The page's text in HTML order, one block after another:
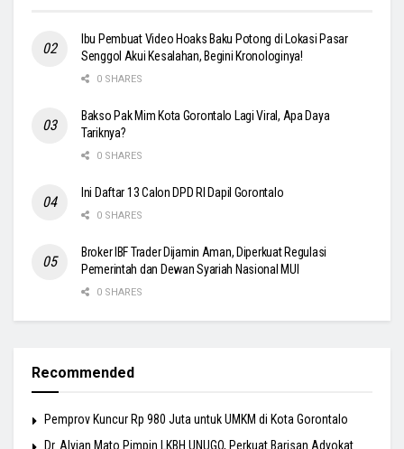
Ibu Pembuat Video Hoaks Baku Potong di Lokasi Pasar
Senggol Akui Kesalahan, Begini Kronologinya!
0 SHARES
Bakso Pak Mim Kota Gorontalo Lagi Viral, Apa Daya
Tariknya?
0 SHARES
Ini Daftar 13 Calon DPD RI Dapil Gorontalo
0 SHARES
Broker IBF Trader Dijamin Aman, Diperkuat Regulasi
Pemerintah dan Dewan Syariah Nasional MUI
0 SHARES
Recommended
Pemprov Kuncur Rp 980 Juta untuk UMKM di Kota Gorontalo
Dr. Alvian Mato Pimpin LKBH UNUGO, Perkuat Barisan Advokat